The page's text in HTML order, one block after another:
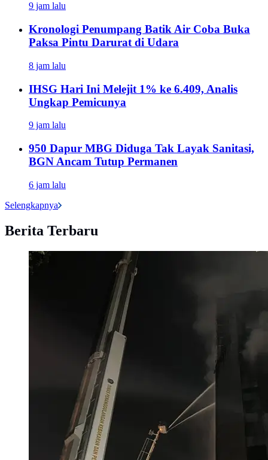
9 jam lalu
Kronologi Penumpang Batik Air Coba Buka
Paksa Pintu Darurat di Udara
8 jam lalu
IHSG Hari Ini Melejit 1% ke 6.409, Analis
Ungkap Pemicunya
9 jam lalu
950 Dapur MBG Diduga Tak Layak Sanitasi,
BGN Ancam Tutup Permanen
6 jam lalu
Selengkapnya
Berita Terbaru